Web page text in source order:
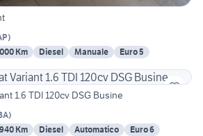
)
Km Diesel Manuale
Euro 5
1.6 TDI 120cv DSG Busine
)
Km Diesel Automatico
Euro 6